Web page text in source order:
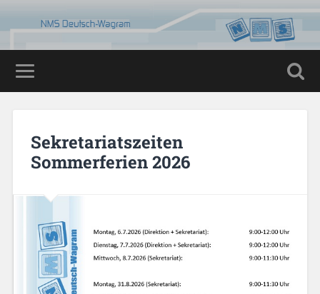
Sekretariatszeiten
Sommerferien 2026